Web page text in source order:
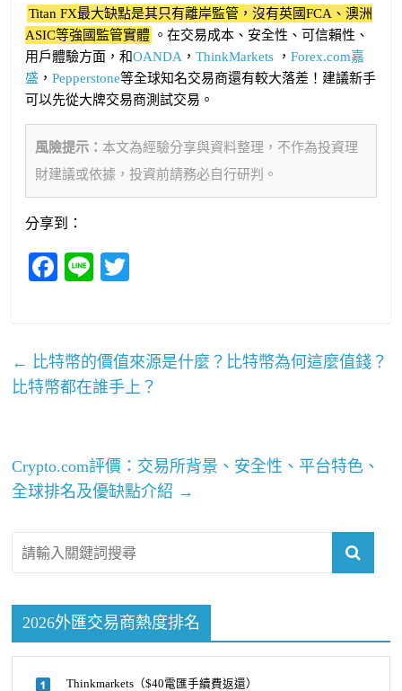
Titan FX最大缺點是其只有離岸監管，沒有英國FCA、澳洲
ASIC等強國監管實體 。在交易成本、安全性、可信賴性、
用戶體驗方面，和OANDA ，ThinkMarkets ，Forex.com嘉
盛 ，Pepperstone等全球知名交易商還有較大落差！建議新手
可以先從大牌交易商測試交易。
風險提示： 本文為經驗分享與資料整理，不作為投資理
財建議或依據，投資前請務必自行研判。
分享到：
Fa
ce
ok
Li
ne
r
← 比特幣的價值來源是什麼？比特幣為何這麼值錢？
比特幣都在誰手上？
Crypto.com評價：交易所背景、安全性、平台特色、
全球排名及優缺點介紹 →
2026外匯交易商熱度排名
Thinkmarkets（$40電匯手續費返還）